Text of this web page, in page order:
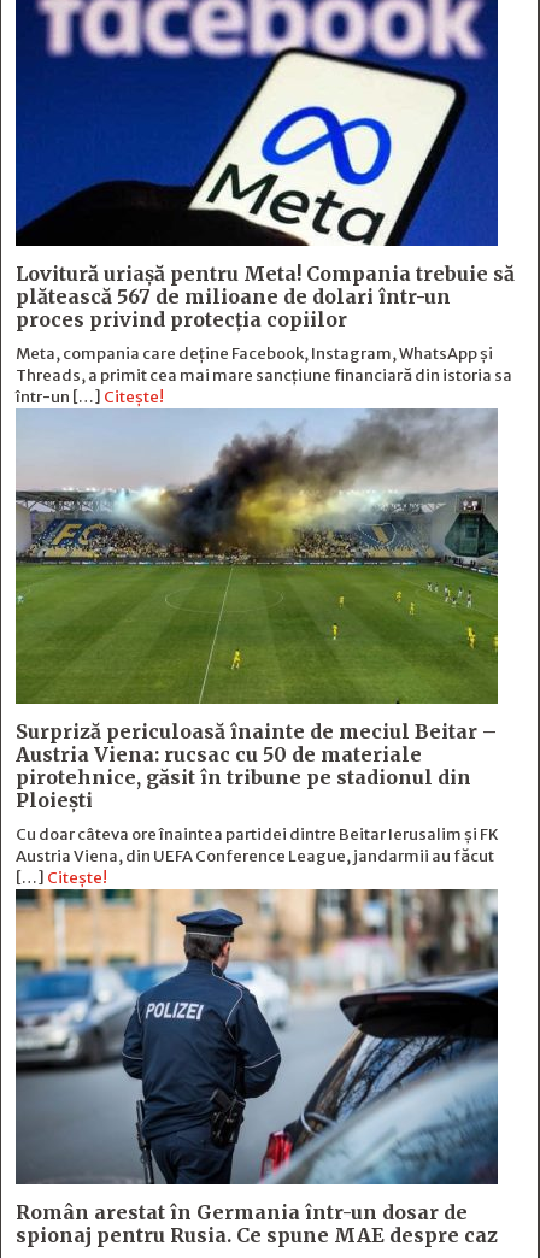
Lovitură uriașă pentru Meta! Compania trebuie să
plătească 567 de milioane de dolari într-un
proces privind protecția copiilor
Meta, compania care deține Facebook, Instagram, WhatsApp și
Threads, a primit cea mai mare sancțiune financiară din istoria sa
într-un […] Citește!
Surpriză periculoasă înainte de meciul Beitar –
Austria Viena: rucsac cu 50 de materiale
pirotehnice, găsit în tribune pe stadionul din
Ploiești
Cu doar câteva ore înaintea partidei dintre Beitar Ierusalim și FK
Austria Viena, din UEFA Conference League, jandarmii au făcut
[…] Citește!
Român arestat în Germania într-un dosar de
spionaj pentru Rusia. Ce spune MAE despre caz